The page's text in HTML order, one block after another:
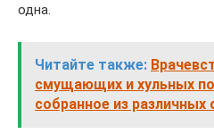
одна.
Читайте также:
смущающих и хульных
собранное из различных